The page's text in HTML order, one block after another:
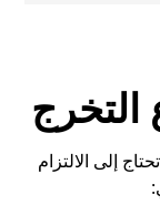
إلى الالتزام